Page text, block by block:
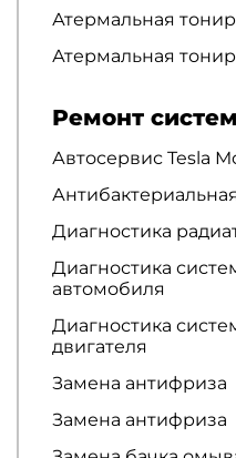
Атермальная
Атермальная
Ремонт
Автосервис Tesla
Диагностика
Диагностика
автомобиля
Диагностика
двигателя
Замена антифриза
Замена антифриза